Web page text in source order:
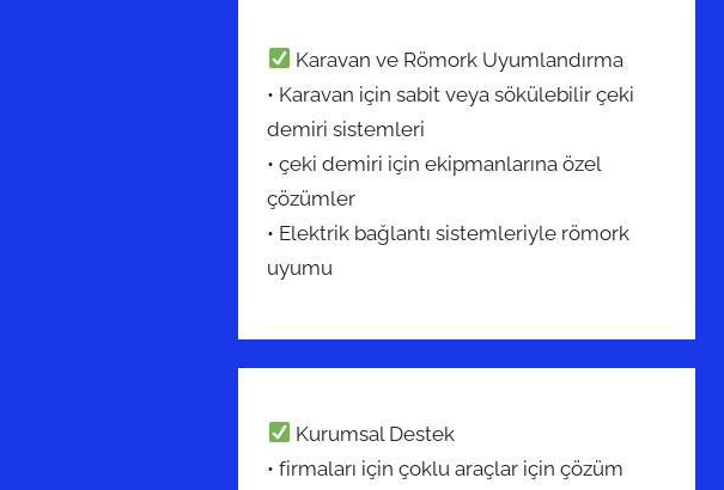
Karavan ve Römork Uyumlandırma
• Karavan için sabit veya sökülebilir çeki
demiri sistemleri
• çeki demiri için ekipmanlarına özel
çözümler
• Elektrik bağlantı sistemleriyle römork
uyumu
Kurumsal Destek
• firmaları için çoklu araçlar için çözüm